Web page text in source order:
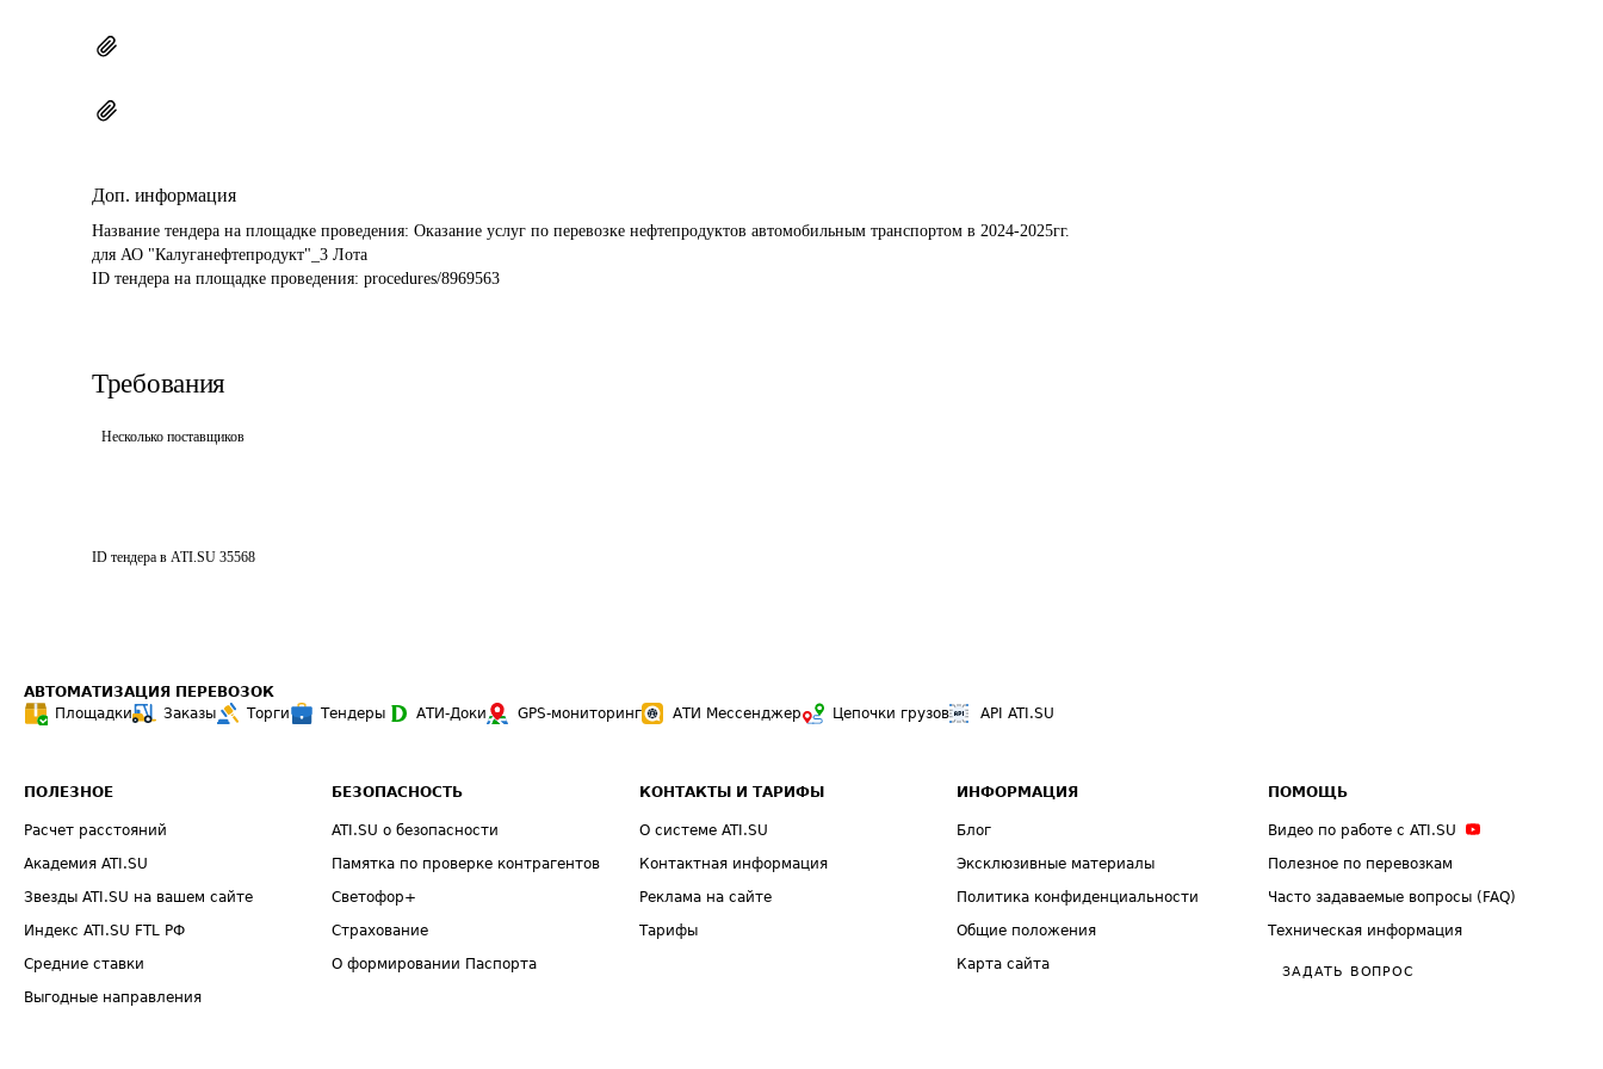
Доп. информация
Название тендера на площадке проведения: Оказание услуг по перевозке нефтепродуктов автомобильным транспортом в 2024-2025гг.
для АО "Калуганефтепродукт"_3 Лота
ID тендера на площадке проведения: procedures/8969563
Требования
Несколько поставщиков
ID тендера в ATI.SU 35568
АВТОМАТИЗАЦИЯ ПЕРЕВОЗОК
Площадки
Заказы Торги Тендеры АТИ-Доки GPS-мониторинг АТИ Мессенджер Цепочки грузов API ATI.SU
ПОЛЕЗНОЕ
Расчет расстояний
Академия ATI.SU
Звезды ATI.SU на вашем сайте
Индекс ATI.SU FTL РФ
Средние ставки
Выгодные направления
БЕЗОПАСНОСТЬ
ATI.SU о безопасности
Памятка по проверке контрагентов
Светофор+
Страхование
О формировании Паспорта
КОНТАКТЫ И ТАРИФЫ
О системе ATI.SU
Контактная информация
Реклама на сайте
Тарифы
ИНФОРМАЦИЯ
Блог
Эксклюзивные материалы
Политика конфиденциальности
Общие положения
Карта сайта
ПОМОЩЬ
Видео по работе с ATI.SU
Полезное по перевозкам
Часто задаваемые вопросы (FAQ)
Техническая информация
ЗАДАТЬ ВОПРОС